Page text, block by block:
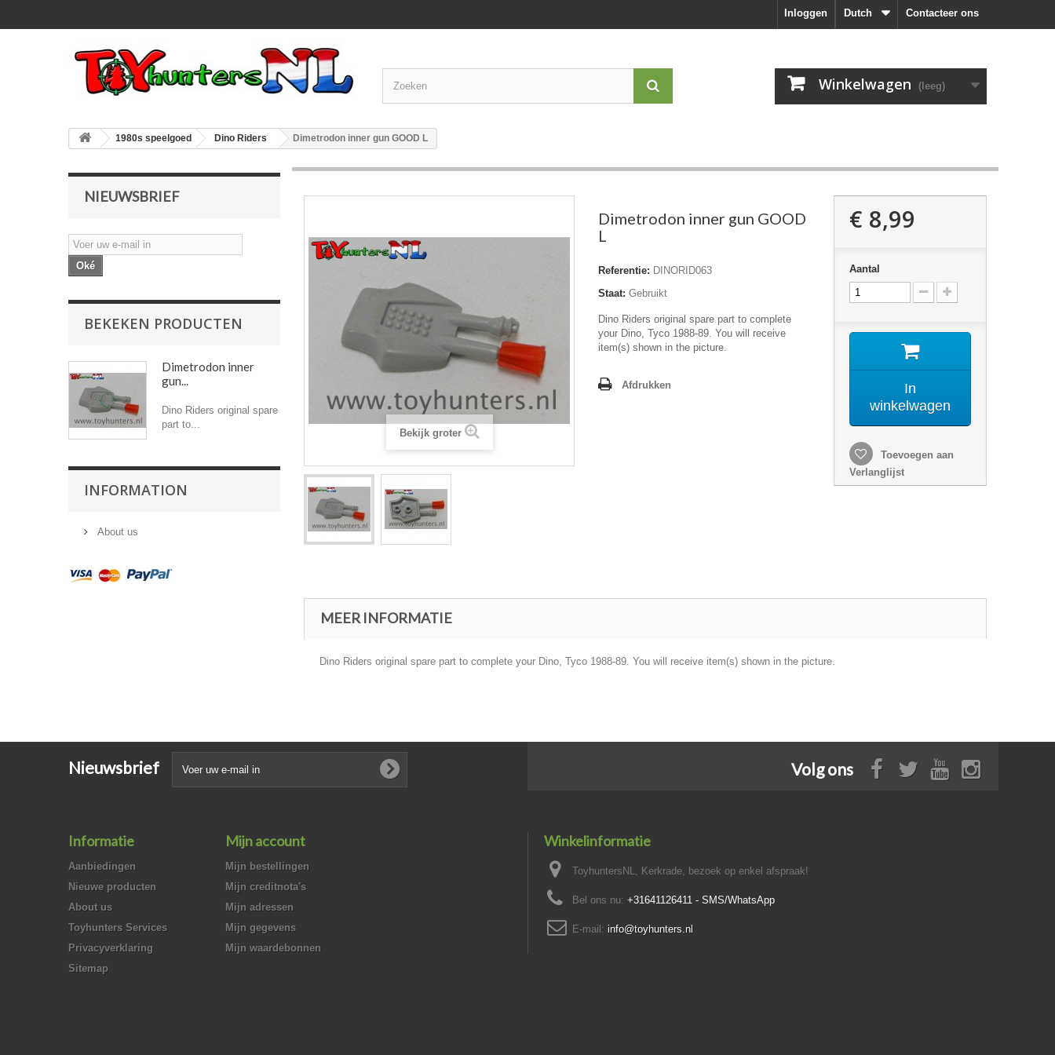
Contacteer ons
Dutch
Inloggen
Winkelwagen (leeg)
1980s speelgoed Dino Riders Dimetrodon inner gun GOOD L
NIEUWSBRIEF
Oké
BEKEKEN PRODUCTEN
Dimetrodon inner
gun...
Dino Riders original spare
part to...
INFORMATION
About us
Bekijk groter
Dimetrodon inner gun GOOD
L
Referentie: DINORID063
Staat: Gebruikt
Dino Riders original spare part to complete
your Dino, Tyco 1988-89. You will receive
item(s) shown in the picture.
Afdrukken
€ 8,99
Aantal
In
winkelwagen
Toevoegen aan
Verlanglijst
MEER INFORMATIE
Dino Riders original spare part to complete your Dino, Tyco 1988-89. You will receive item(s) shown in the picture.
Nieuwsbrief Volg ons
Informatie
Aanbiedingen
Nieuwe producten
About us
Toyhunters Services
Privacyverklaring
Sitemap
Mijn account
Mijn bestellingen
Mijn creditnota's
Mijn adressen
Mijn gegevens
Mijn waardebonnen
Winkelinformatie
ToyhuntersNL, Kerkrade, bezoek op enkel afspraak!
Bel ons nu: +31641126411 - SMS/WhatsApp
E-mail: info@toyhunters.nl